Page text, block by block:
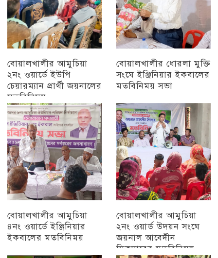
বোয়ালখালীর আমুচিয়া
২নং ওয়ার্ডে ইউপি
চেয়ারম্যান প্রার্থী জয়নালের
মতবিনিময়
চট্টগ্রাম
বোয়ালখালীর ধোরলা মুক্তি
সংঘে ইঞ্জিনিয়ার ইকবালের
মতবিনিময় সভা
চট্টগ্রাম
বোয়ালখালীর আমুচিয়া
৪নং ওয়ার্ডে ইঞ্জিনিয়ার
ইকবালের মতবিনিময়
চট্টগ্রাম
বোয়ালখালীর আমুচিয়া
২নং ওয়ার্ড উদয়ন সংঘে
জয়নাল আবেদীন
সিকদারের মতবিনিময়